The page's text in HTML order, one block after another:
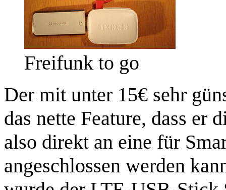
Freifunk to go
Der mit unter 15€ sehr
das nette Feature, dass
also direkt an eine für
angeschlossen werden